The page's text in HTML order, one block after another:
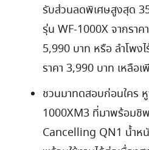
รับส่วนลดพิเศษสูงสุด
รุ่น WF-1000X จากรา
5,990 บาท หรือ ลำโพง
ราคา 3,990 บาท เหลือ
ชวนมาทดสอบก่อนใคร
1000XM3 ที่มาพร้อมชิ
Cancelling QN1 น้ำห